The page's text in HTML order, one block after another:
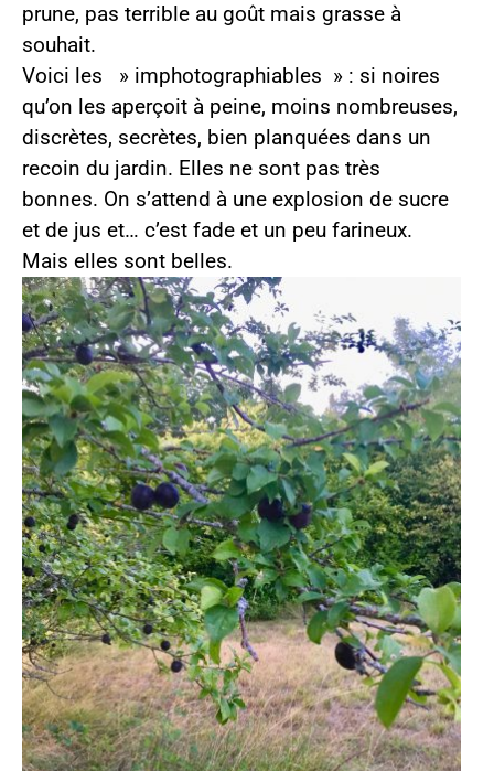
prune, pas terrible au goût mais grasse à
souhait.
Voici les » imphotographiables » : si noires
qu’on les aperçoit à peine, moins nombreuses,
discrètes, secrètes, bien planquées dans un
recoin du jardin. Elles ne sont pas très
bonnes. On s’attend à une explosion de sucre
et de jus et… c’est fade et un peu farineux.
Mais elles sont belles.